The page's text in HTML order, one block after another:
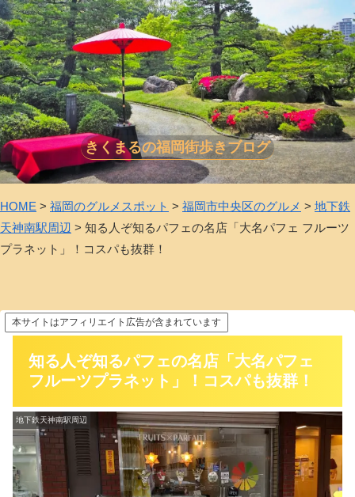
きくまるの福岡街歩きブログ
HOME > 福岡のグルメスポット > 福岡市中央区のグルメ > 地下鉄
天神南駅周辺 > 知る人ぞ知るパフェの名店「大名パフェ フルーツ
プラネット」！コスパも抜群！
本サイトはアフィリエイト広告が含まれています
知る人ぞ知るパフェの名店「大名パフェ
フルーツプラネット」！コスパも抜群！
地下鉄天神南駅周辺